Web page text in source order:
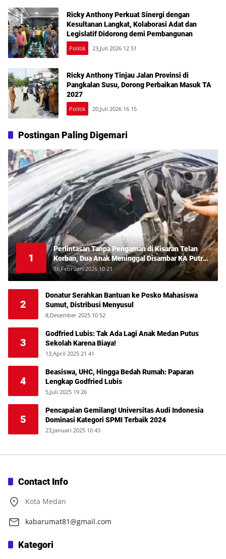
Ricky Anthony Perkuat Sinergi dengan
Kesultanan Langkat, Kolaborasi Adat dan
Legislatif Didorong demi Pembangunan
Politik 23,Juli 2026 12 51
Ricky Anthony Tinjau Jalan Provinsi di
Pangkalan Susu, Dorong Perbaikan Masuk TA
2027
Politik 20,Juli 2026 16 15
Postingan Paling Digemari
1
Perlintasan Tanpa Pengaman di Kisaran Telan
Korban, Dua Anak Meninggal Disambar KA Putri
Deli
16,Februari 2026 10 21
2
Donatur Serahkan Bantuan ke Posko Mahasiswa
Sumut, Distribusi Menyusul
8,Desember 2025 10 52
3
Godfried Lubis: Tak Ada Lagi Anak Medan Putus
Sekolah Karena Biaya!
13,April 2025 21 41
4
Beasiswa, UHC, Hingga Bedah Rumah: Paparan
Lengkap Godfried Lubis
5,Juli 2025 19 26
5
Pencapaian Gemilang! Universitas Audi Indonesia
Dominasi Kategori SPMI Terbaik 2024
23,Januari 2025 10 43
Contact Info
Kota Medan
kabarumat81@gmail.com
Kategori